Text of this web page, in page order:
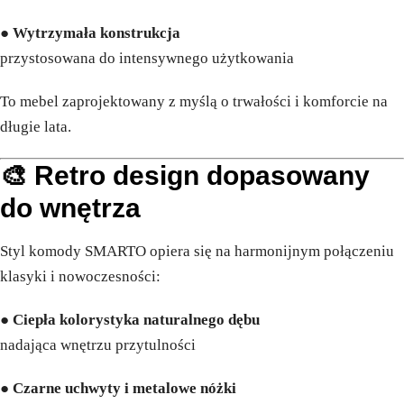
● Wytrzymała konstrukcja
przystosowana do intensywnego użytkowania
To mebel zaprojektowany z myślą o trwałości i komforcie na
długie lata.
🎨 Retro design dopasowany
do wnętrza
Styl komody SMARTO opiera się na harmonijnym połączeniu
klasyki i nowoczesności:
● Ciepła kolorystyka naturalnego dębu
nadająca wnętrzu przytulności
● Czarne uchwyty i metalowe nóżki